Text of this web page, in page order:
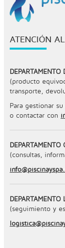
ATENCIÓN
DEPARTAMENTO
(producto
transporte,
Para gestionar
o contactar con
DEPARTAMENTO
(consultas,
DEPARTAMENTO
(seguimiento y